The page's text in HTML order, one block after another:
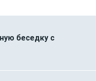
беседку с